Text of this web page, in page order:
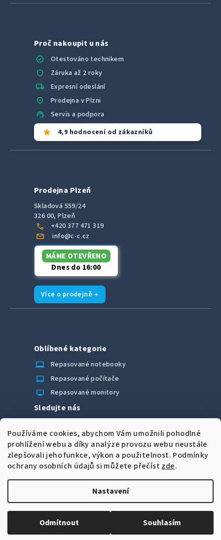
Používáme cookies, abychom Vám umožnili pohodlné
prohlížení webu a díky analýze provozu webu neustále
zlepšovali jeho funkce, výkon a použitelnost. Podmínky
ochrany osobních údajů si můžete přečíst zde.
Nastavení
Odmítnout Souhlasím
Proč nakoupit u nás
verified
Otestováno technikem
shield Záruka až 2 roky
local_shipping Expresní odeslání
location_on Prodejna v Plzni
support_agent Servis a podpora
star 4,9 hodnocení od zákazníků
Prodejna Plzeň
Skladová 559/24
326 00, Plzeň
call +420 377 471 319
mail info@c-c.cz
MÁME OTEVŘENO
Dnes do 16:00
Více o prodejně →
Oblíbené kategorie
laptop_chromebook
Repasované notebooky
computer Repasované počítače
monitor Repasované monitory
Sledujte nás
Možnosti úhrady
Upravit nastavení cookies
Vytvořil Shoptet